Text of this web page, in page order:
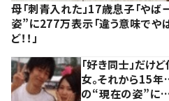
母「刺青入れた」17歳息子「やば
姿”に277万表示「違う意味でやば
ど！！」
「好き同士」だけ
女。それから15
の“現在の姿”に